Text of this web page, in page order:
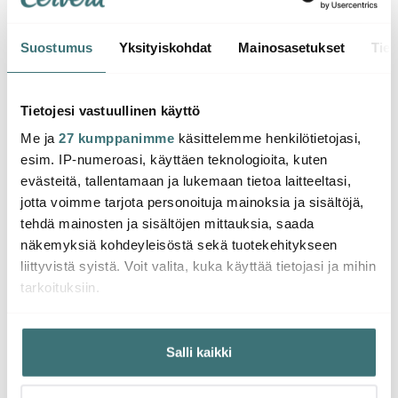
Suostumus Yksityiskohdat Mainosasetukset
Tietojesi vastuullinen käyttö
Me ja 27 kumppanimme käsittelemme henkilötietojasi,
esim. IP-numeroasi, käyttäen teknologioita, kuten
evästeitä, tallentamaan ja lukemaan tietoa laitteeltasi,
jotta voimme tarjota personoituja mainoksia ja sisältöjä,
tehdä mainosten ja sisältöjen mittauksia, saada
näkemyksiä kohdeyleisöstä sekä tuotekehitykseen
liittyvistä syistä. Voit valita, kuka käyttää tietojasi ja mihin
tarkoituksiin.
Jos sallit, haluamme myös tehdä seuraavia:
Kerätä tietoja maantieteellisestä sijainnistasi,
mahdollisesti muutaman metrin tarkkuudella
Salli kaikki
Eva Solo
Tarjoilupihdit 16,5 cm
12.60 € 19.00 €
Muutama jäljellä
17x18,5 cm Musta/Puu
36.01 € 59.00 €
Muutama jäljellä
Saatat pitää myös näistä